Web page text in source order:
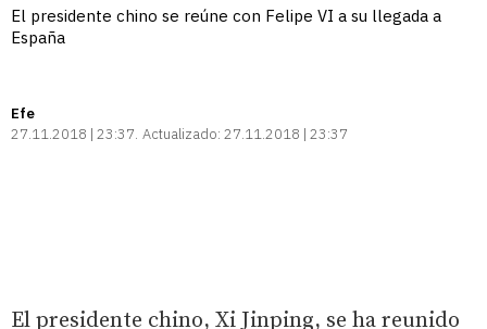
El presidente chino se reúne con Felipe VI a su llegada a
España
Efe
27.11.2018 | 23:37 Actualizado: 27.11.2018 | 23:37
El presidente chino, Xi Jinping, se ha reunido